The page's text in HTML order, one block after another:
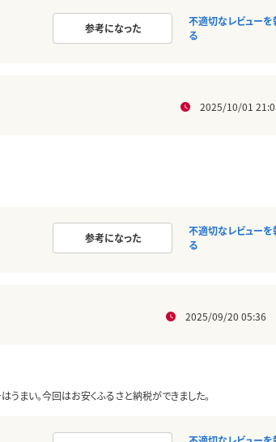
参考になった
不適切なレビューを
る
2025/10/01
参考になった
不適切なレビューを
る
2025/09/20 05:36
まい。今回はお安くふるさと納税ができました。